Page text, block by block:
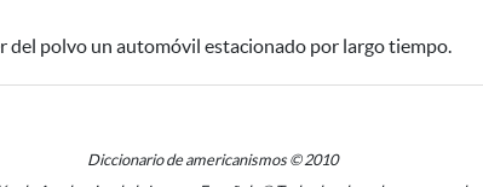
del polvo un automóvil estacionado por largo tiempo.
Diccionario de americanismos © 2010